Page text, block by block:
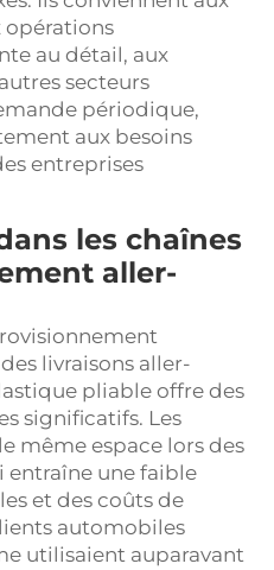
opérations
au détail, aux
secteurs
périodique,
aux besoins
entreprises
les chaînes
aller-
livraisons aller-
pliable offre des
significatifs. Les
même espace lors des
entraîne une faible
et des coûts de
automobiles
utilisaient auparavant